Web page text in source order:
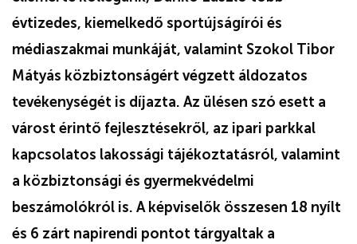
évtizedes, kiemelkedő sportújságírói és
médiaszakmai munkáját, valamint Szokol Tibor
Mátyás közbiztonságért végzett áldozatos
tevékenységét is díjazta. Az ülésen szó esett a
várost érintő fejlesztésekről, az ipari parkkal
kapcsolatos lakossági tájékoztatásról, valamint
a közbiztonsági és gyermekvédelmi
beszámolókról is. A képviselők összesen 18 nyílt
és 6 zárt napirendi pontot tárgyaltak a